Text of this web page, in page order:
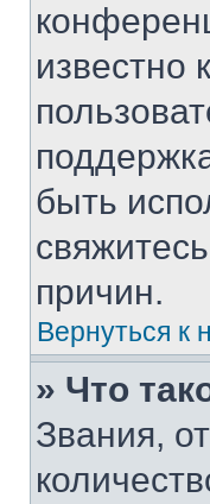
известно
быть
причин.
Вернуться к
» Что
Звания,